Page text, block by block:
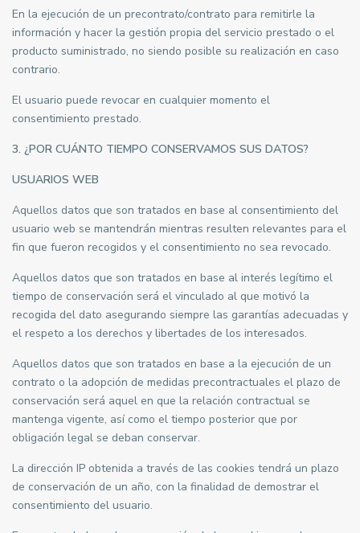
En la ejecución de un precontrato/contrato para remitirle la
información y hacer la gestión propia del servicio prestado o el
producto suministrado, no siendo posible su realización en caso
contrario.
El usuario puede revocar en cualquier momento el
consentimiento prestado.
3. ¿POR CUÁNTO TIEMPO CONSERVAMOS SUS DATOS?
USUARIOS WEB
Aquellos datos que son tratados en base al consentimiento del
usuario web se mantendrán mientras resulten relevantes para el
fin que fueron recogidos y el consentimiento no sea revocado.
Aquellos datos que son tratados en base al interés legítimo el
tiempo de conservación será el vinculado al que motivó la
recogida del dato asegurando siempre las garantías adecuadas y
el respeto a los derechos y libertades de los interesados.
Aquellos datos que son tratados en base a la ejecución de un
contrato o la adopción de medidas precontractuales el plazo de
conservación será aquel en que la relación contractual se
mantenga vigente, así como el tiempo posterior que por
obligación legal se deban conservar.
La dirección IP obtenida a través de las cookies tendrá un plazo
de conservación de un año, con la finalidad de demostrar el
consentimiento del usuario.